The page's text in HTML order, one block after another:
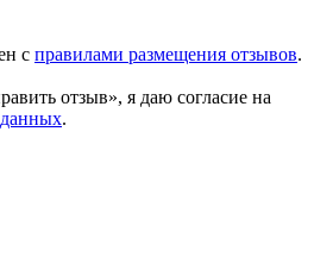
с правилами размещения отзывов.
отзыв», я даю согласие на
.